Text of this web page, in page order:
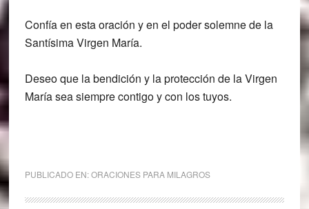
Confía en esta oración y en el poder solemne de la
Santísima Virgen María.
Deseo que la bendición y la protección de la Virgen
María sea siempre contigo y con los tuyos.
PUBLICADO EN:ORACIONES PARA MILAGROS